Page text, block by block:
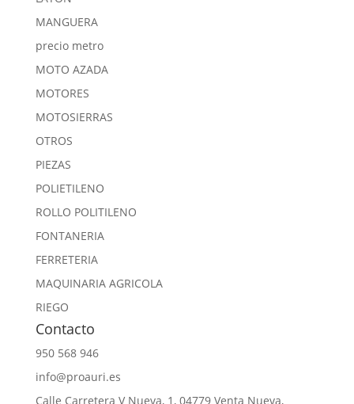
MANGUERA
precio metro
MOTO AZADA
MOTORES
MOTOSIERRAS
OTROS
PIEZAS
POLIETILENO
ROLLO POLITILENO
FONTANERIA
FERRETERIA
MAQUINARIA AGRICOLA
RIEGO
Contacto
950 568 946
info@proauri.es
Calle Carretera V Nueva, 1, 04779 Venta Nueva,